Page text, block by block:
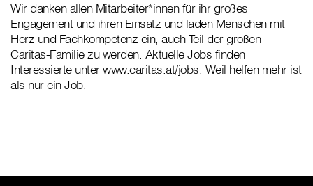
Wir danken allen Mitarbeiter*innen für ihr großes
Engagement und ihren Einsatz und laden Menschen mit
Herz und Fachkompetenz ein, auch Teil der großen
Caritas-Familie zu werden. Aktuelle Jobs finden
Interessierte unterwww.caritas.at/jobs. Weil helfen mehr ist
als nur ein Job.